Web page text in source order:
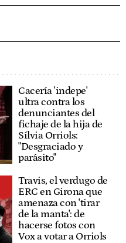
Cacería 'indepe'
ultra contra los
denunciantes del
fichaje de la hija de
Sílvia Orriols:
"Desgraciado y
parásito"
Travis, el verdugo de
ERC en Girona que
amenaza con 'tirar
de la manta': de
hacerse fotos con
Vox a votar a Orriols